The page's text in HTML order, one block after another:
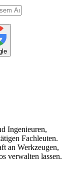
Ingenieuren,
Fachleuten.
an Werkzeugen,
verwalten lassen.